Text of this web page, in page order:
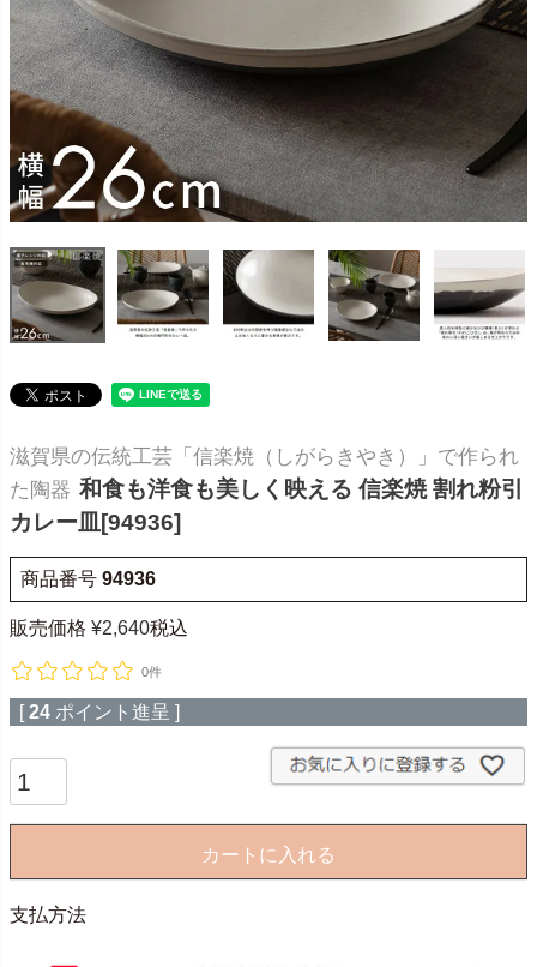
滋賀県の伝統工芸「信楽焼（しがらきやき）」で作られ
た陶器 和食も洋食も美しく映える 信楽焼 割れ粉引
カレー皿[94936]
商品番号 94936
販売価格 ¥2,640税込
0件
[ 24 ポイント進呈 ]
カートに入れる
支払方法